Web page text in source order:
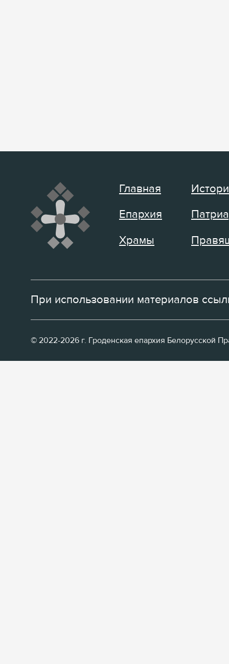
Главная
Епархия
Храмы
При использовании материалов
© 2022-2026 г. Гроденская епархия Белорусской